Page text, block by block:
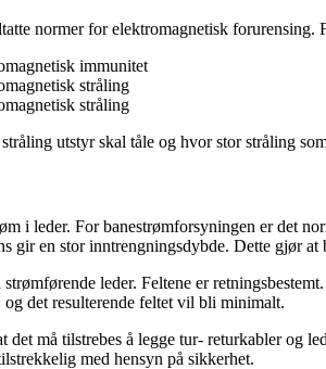
normer for elektromagnetisk
immunitet
stråling
stråling
utstyr skal tåle og hvor stor stråling
i leder. For banestrømforsyningen er det
gir en stor inntrengningsdybde. Dette gjør
leder. Feltene er
det resulterende feltet vil bli minimalt.
det må tilstrebes å legge tur- returkabler og
med hensyn på sikkerhet.